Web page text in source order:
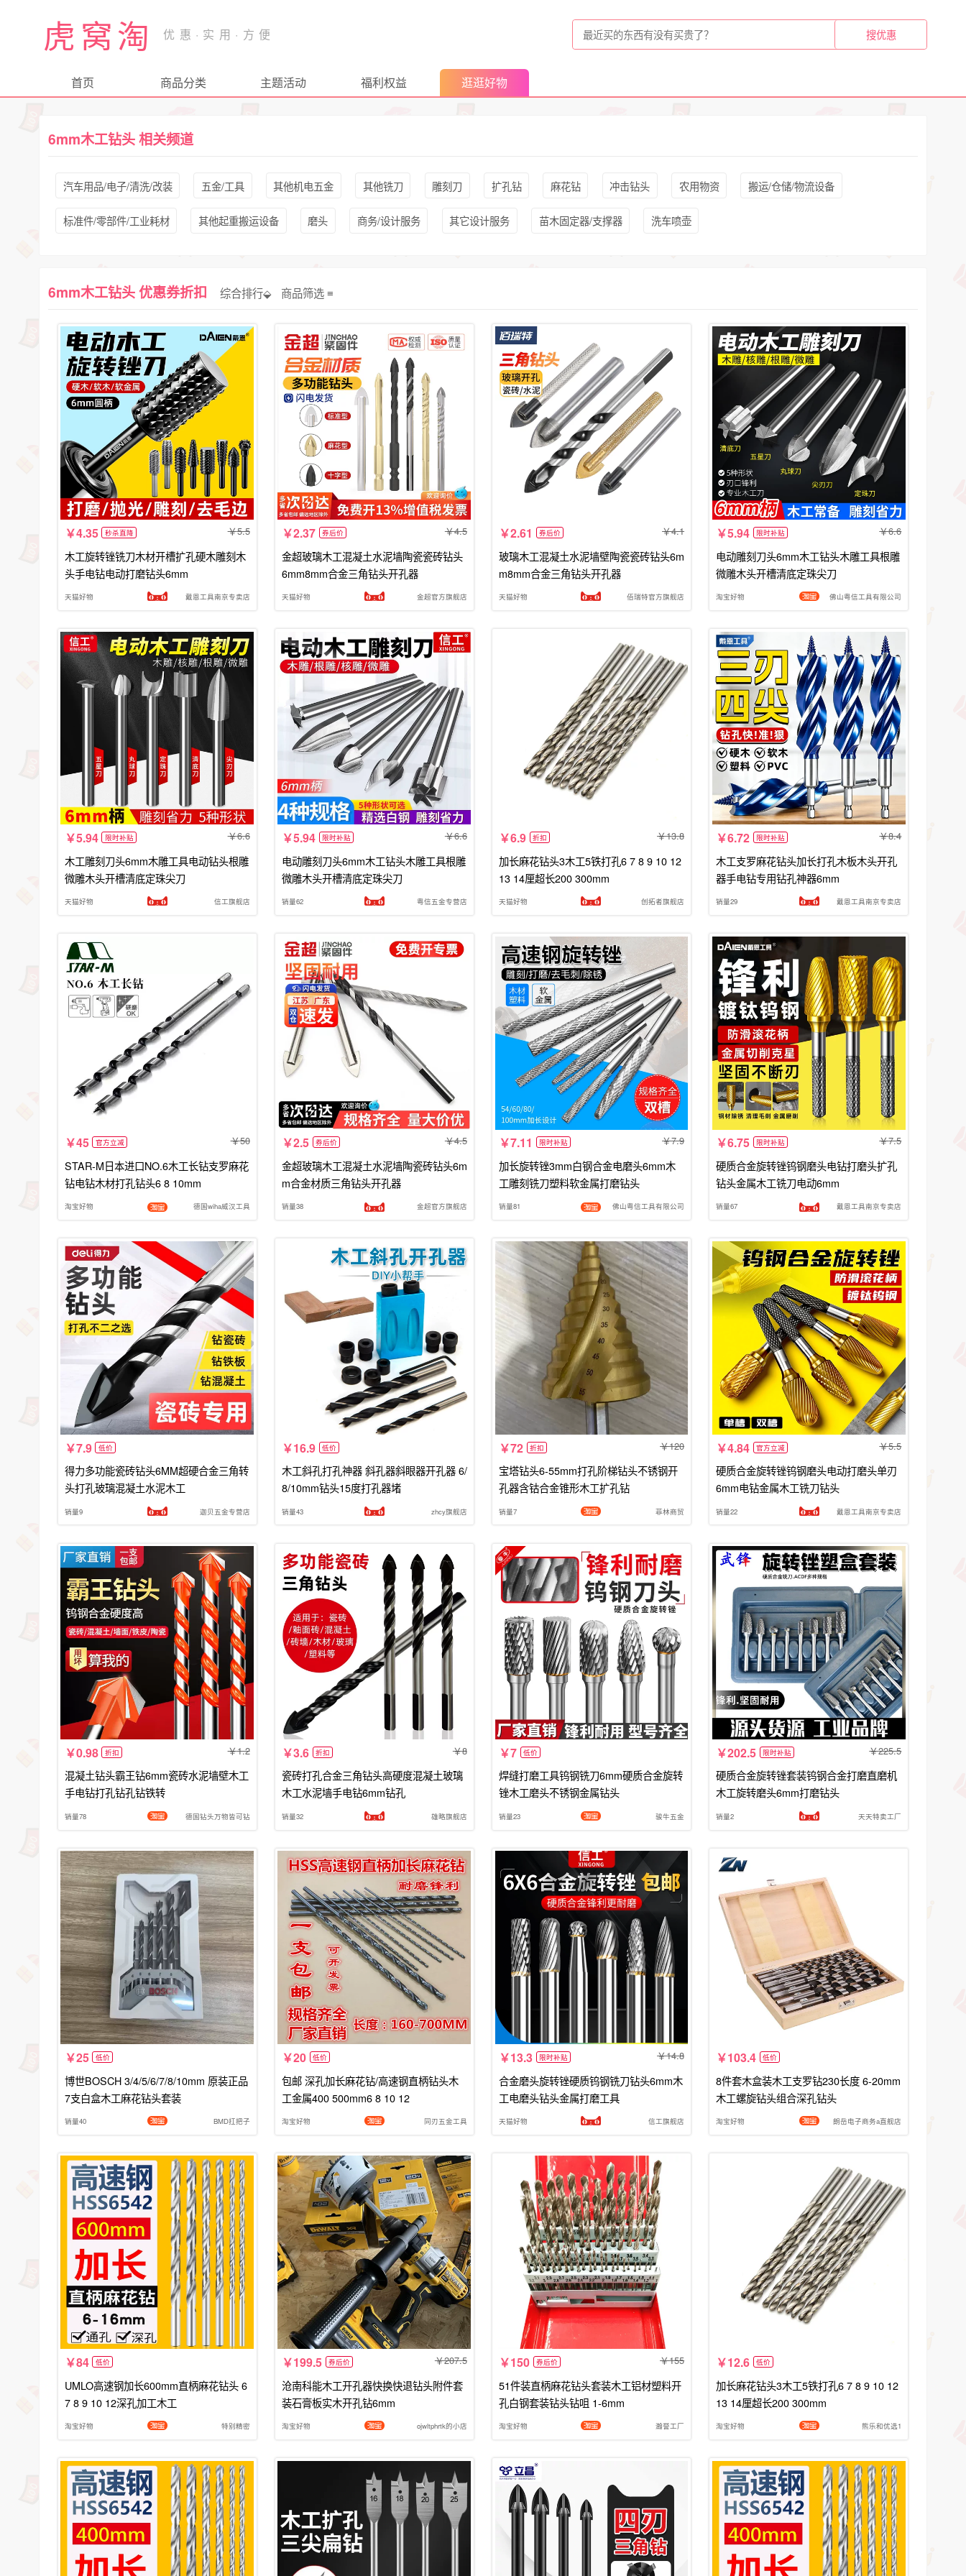
虎窝淘
首页 商品分类 主题活动 福利权益 逛逛好物
6mm木工钻头 相关频道
汽车用品/电子/清洗/改装 五金/工具 其他机电五金 其他铣刀 雕刻刀 扩孔钻 麻花钻 冲击钻头 农用物资 搬运/仓储/物流设备
标准件/零部件/工业耗材 其他起重搬运设备 磨头 商务/设计服务 其它设计服务 苗木固定器/支撑器 洗车喷壶
6mm木工钻头 优惠券折扣 综合排行⬙ 商品筛选
4.35 秒杀直降 5.5
木工旋转锉铣刀木材开槽扩孔硬木雕刻木
头手电钻电动打磨钻头6mm
天猫好物 戴恩工具南京专卖店
2.37 券后价 4.5
金超玻璃木工混凝土水泥墙陶瓷瓷砖钻头
6mm8mm合金三角钻头开孔器
天猫好物 金超官方旗舰店
2.61 券后价 4.1
玻璃木工混凝土水泥墙壁陶瓷瓷砖钻头6m
m8mm合金三角钻头开孔器
天猫好物 佰瑞特官方旗舰店
5.94 限时补贴 6.6
电动雕刻刀头6mm木工钻头木雕工具根雕
微雕木头开槽清底定珠尖刀
淘宝好物 佛山粤信工具有限公司
5.94 限时补贴 6.6
木工雕刻刀头6mm木雕工具电动钻头根雕
微雕木头开槽清底定珠尖刀
天猫好物 信工旗舰店
5.94 限时补贴 6.6
电动雕刻刀头6mm木工钻头木雕工具根雕
微雕木头开槽清底定珠尖刀
销量62 粤信五金专营店
6.9 折扣 13.8
加长麻花钻头3木工5铁打孔6 7 8 9 10 12
13 14厘超长200 300mm
天猫好物 创拓者旗舰店
6.72 限时补贴 8.4
木工支罗麻花钻头加长打孔木板木头开孔
器手电钻专用钻孔神器6mm
销量29 戴恩工具南京专卖店
45 官方立减 50
STAR-M日本进口NO.6木工长钻支罗麻花
钻电钻木材打孔钻头6 8 10mm
淘宝好物 德国wiha威汉工具
2.5 券后价 4.5
金超玻璃木工混凝土水泥墙陶瓷砖钻头6m
m合金材质三角钻头开孔器
销量38 金超官方旗舰店
7.11 限时补贴 7.9
加长旋转锉3mm白钢合金电磨头6mm木
工雕刻铣刀塑料软金属打磨钻头
销量81 佛山粤信工具有限公司
6.75 限时补贴 7.5
硬质合金旋转锉钨钢磨头电钻打磨头扩孔
钻头金属木工铣刀电动6mm
销量67 戴恩工具南京专卖店
7.9 低价
得力多功能瓷砖钻头6MM超硬合金三角转
头打孔玻璃混凝土水泥木工
销量9 迦贝五金专营店
16.9 低价
木工斜孔打孔神器 斜孔器斜眼器开孔器 6/
8/10mm钻头15度打孔器堵
销量43 zhcy旗舰店
72 折扣 120
宝塔钻头6-55mm打孔阶梯钻头不锈钢开
孔器含钴合金锥形木工扩孔钻
销量7 菲林商贸
4.84 官方立减 5.5
硬质合金旋转锉钨钢磨头电动打磨头单刃
6mm电钻金属木工铣刀钻头
销量22 戴恩工具南京专卖店
0.98 折扣 1.2
混凝土钻头霸王钻6mm瓷砖水泥墙壁木工
手电钻打孔钻孔钻铁转
销量78 德国钻头万物皆可钻
3.6 折扣 8
瓷砖打孔合金三角钻头高硬度混凝土玻璃
木工水泥墙手电钻6mm钻孔
销量32 雄略旗舰店
7 低价
焊缝打磨工具钨钢铣刀6mm硬质合金旋转
锉木工磨头不锈钢金属钻头
销量23 骏牛五金
202.5 限时补贴 225.5
硬质合金旋转锉套装钨钢合金打磨直磨机
木工旋转磨头6mm打磨钻头
销量2 天天特卖工厂
25 低价
博世BOSCH 3/4/5/6/7/8/10mm 原装正品
7支白盒木工麻花钻头套装
销量40 BMD扛把子
20 低价
包邮 深孔加长麻花钻/高速钢直柄钻头木
工金属400 500mm6 8 10 12
淘宝好物 同刃五金工具
13.3 限时补贴 14.8
合金磨头旋转锉硬质钨钢铣刀钻头6mm木
工电磨头钻头金属打磨工具
天猫好物 信工旗舰店
103.4 低价
8件套木盒装木工支罗钻230长度 6-20mm
木工螺旋钻头组合深孔钻头
淘宝好物 朗岳电子商务a直舰店
84 低价
UMLO高速钢加长600mm直柄麻花钻头 6
7 8 9 10 12深孔加工木工
淘宝好物 特别精密
199.5 券后价 207.5
沧南科能木工开孔器快换快退钻头附件套
装石膏板实木开孔钻6mm
淘宝好物 ojwltphrtk的小店
150 券后价 155
51件装直柄麻花钻头套装木工铝材塑料开
孔白钢套装钻头钻咀 1-6mm
淘宝好物 瀚誉工厂
12.6 低价
加长麻花钻头3木工5铁打孔6 7 8 9 10 12
13 14厘超长200 300mm
淘宝好物 熊乐和优选1